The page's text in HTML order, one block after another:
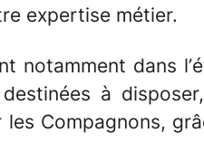
expertise métier.
notamment dans
à
Compagnons,